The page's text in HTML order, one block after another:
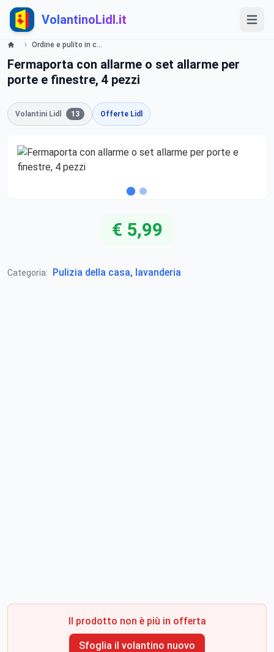
VolantinoLidl.it
Ordine e pulito in casa Lidl
Fermaporta con allarme o set allarme per
porte e finestre, 4 pezzi
Volantini Lidl 13 Offerte Lidl
€ 5,99
Categoria: Pulizia della casa, lavanderia
Il prodotto non è più in offerta
Sfoglia il volantino nuovo